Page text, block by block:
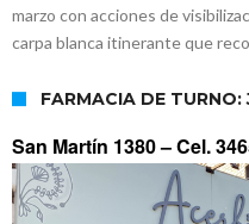
marzo con acciones de
carpa blanca itinerante que
FARMACIA DE
San Martín 1380 –Cel.